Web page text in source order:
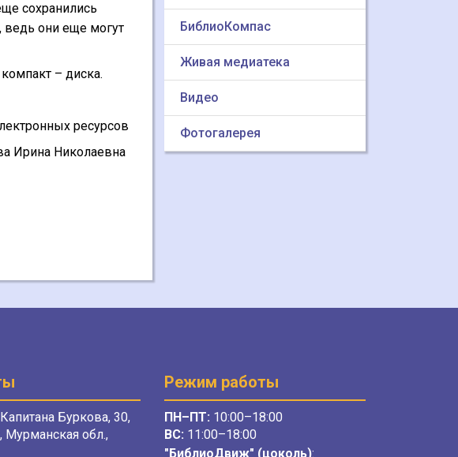
сохранились
ведь они еще могут
– диска.
ресурсов
Ирина Николаевна
БиблиоКомпас
Живая медиатека
Видео
Фотогалерея
Буркова, 30,
Мурманская обл.,
Режим работы
ПН–ПТ: 10:00–18:00
ВС: 11:00–18:00
"БиблиоДвиж" (цоколь):